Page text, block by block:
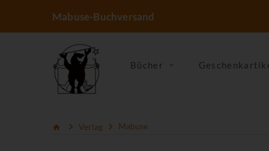
Mabuse-Buchversand
Bücher
Verlag Mabuse